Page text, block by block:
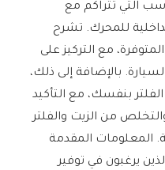
التي تتراكم مع
للمحرك. تشرح
مع التركيز على
بالإضافة إلى ذلك،
بنفسك، مع التأكيد
من الزيت والفلتر
المعلومات المقدمة
يرغبون في توفير